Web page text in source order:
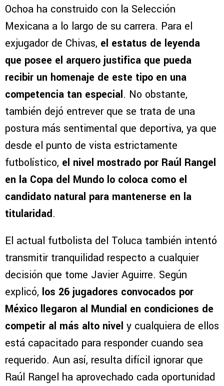
Ochoa ha construido con la Selección
Mexicana a lo largo de su carrera. Para el
exjugador de Chivas, el estatus de leyenda
que posee el arquero justifica que pueda
recibir un homenaje de este tipo en una
competencia tan especial. No obstante,
también dejó entrever que se trata de una
postura más sentimental que deportiva, ya que
desde el punto de vista estrictamente
futbolístico, el nivel mostrado por Raúl Rangel
en la Copa del Mundo lo coloca como el
candidato natural para mantenerse en la
titularidad.
El actual futbolista del Toluca también intentó
transmitir tranquilidad respecto a cualquier
decisión que tome Javier Aguirre. Según
explicó, los 26 jugadores convocados por
México llegaron al Mundial en condiciones de
competir al más alto nivel y cualquiera de ellos
está capacitado para responder cuando sea
requerido. Aun así, resulta difícil ignorar que
Raúl Rangel ha aprovechado cada oportunidad